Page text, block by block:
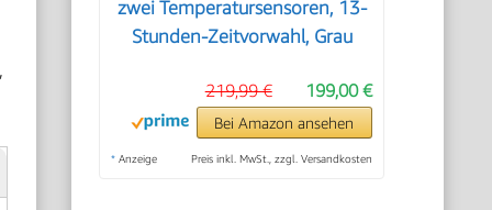
zwei Temperatursensoren, 13-
Stunden-Zeitvorwahl, Grau
199,00 €
219,99 €
Bei Amazon ansehen
* Anzeige Preis inkl. MwSt., zzgl. Versandkosten